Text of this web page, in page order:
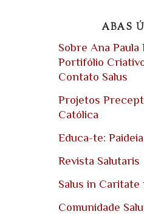
ABAS
Sobre Ana Paula
Portifólio
Contato Salus
Projetos
Católica
Educa-te:
Revista Salutaris
Salus in Caritate
Comunidade